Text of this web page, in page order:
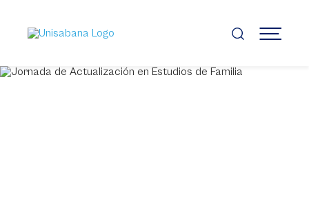
contenido
principal
MENÚ